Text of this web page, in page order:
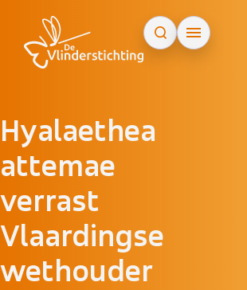
Hyalaethea
attemae
verrast
Vlaardingse
wethouder